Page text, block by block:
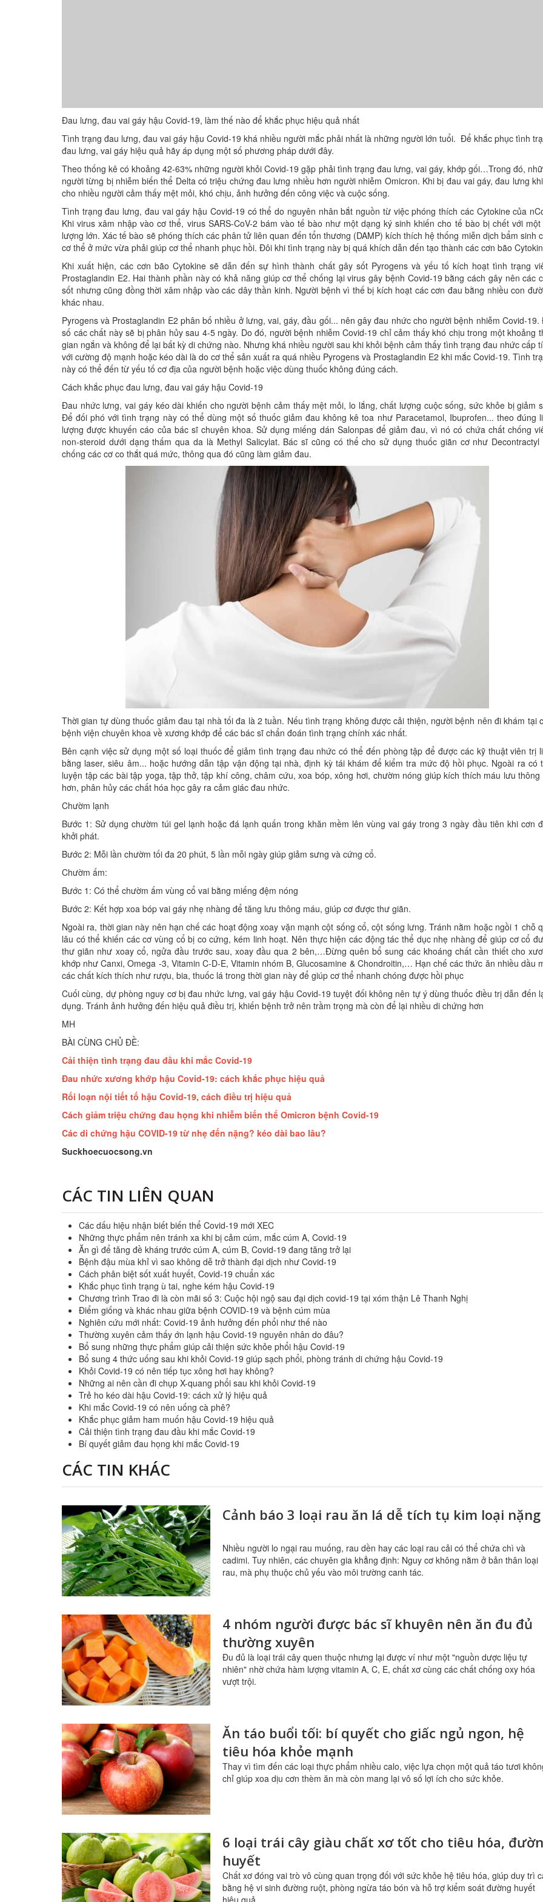
Đau lưng, đau vai gáy hậu Covid-19, làm thế nào để khắc phục hiệu quả nhất
Tình trạng đau lưng, đau vai gáy hậu Covid-19 khá nhiều người mắc phải nhất là những người lớn tuổi. Để khắc phục tình
đau lưng, vai gáy hiệu quả hãy áp dụng một số phương pháp dưới đây.
Theo thống kê có khoảng 42-63% những người khỏi Covid-19 gặp phải tình trạng đau lưng, vai gáy, khớp gối…Trong đó,
người từng bị nhiễm biến thể Delta có triệu chứng đau lưng nhiều hơn người nhiễm Omicron. Khi bị đau vai gáy, đau lưng
cho nhiều người cảm thấy mệt mỏi, khó chịu, ảnh hưởng đến công việc và cuộc sống.
Tình trạng đau lưng, đau vai gáy hậu Covid-19 có thể do nguyên nhân bắt nguồn từ việc phóng thích các Cytokine của
Khi virus xâm nhập vào cơ thể, virus SARS-CoV-2 bám vào tế bào như một dạng ký sinh khiến cho tế bào bị chết với một
lượng lớn. Xác tế bào sẽ phóng thích các phân tử liên quan đến tổn thương (DAMP) kích thích hệ thống miễn dịch bẩm sinh
cơ thể ở mức vừa phải giúp cơ thể nhanh phục hồi. Đôi khi tình trạng này bị quá khích dẫn đến tạo thành các cơn bão
Khi xuất hiện, các cơn bão Cytokine sẽ dẫn đến sự hình thành chất gây sốt Pyrogens và yếu tố kích hoạt tình trạng
Prostaglandin E2. Hai thành phần này có khả năng giúp cơ thể chống lại virus gây bệnh Covid-19 bằng cách gây nên các
sốt nhưng cũng đồng thời xâm nhập vào các dây thần kinh. Người bệnh vì thế bị kích hoạt các cơn đau bằng nhiều con
khác nhau.
Pyrogens và Prostaglandin E2 phân bố nhiều ở lưng, vai, gáy, đầu gối... nên gây đau nhức cho người bệnh nhiễm Covid-19.
số các chất này sẽ bị phân hủy sau 4-5 ngày. Do đó, người bệnh nhiễm Covid-19 chỉ cảm thấy khó chịu trong một khoảng
gian ngắn và không để lại bất kỳ di chứng nào. Nhưng khá nhiều người sau khi khỏi bệnh cảm thấy tình trạng đau nhức cấp
với cường độ mạnh hoặc kéo dài là do cơ thể sản xuất ra quá nhiều Pyrogens và Prostaglandin E2 khi mắc Covid-19. Tình
này có thể đến từ yếu tố cơ địa của người bệnh hoặc việc dùng thuốc không đúng cách.
Cách khắc phục đau lưng, đau vai gáy hậu Covid-19
Đau nhức lưng, vai gáy kéo dài khiến cho người bệnh cảm thấy mệt mỏi, lo lắng, chất lượng cuộc sống, sức khỏe bị giảm
Để đối phó với tình trạng này có thể dùng một số thuốc giảm đau không kê toa như Paracetamol, Ibuprofen... theo đúng
lượng được khuyến cáo của bác sĩ chuyên khoa. Sử dụng miếng dán Salonpas để giảm đau, vì nó có chứa chất chống
non-steroid dưới dạng thấm qua da là Methyl Salicylat. Bác sĩ cũng có thể cho sử dụng thuốc giãn cơ như Decontractyl
chống các cơ co thắt quá mức, thông qua đó cũng làm giảm đau.
Thời gian tự dùng thuốc giảm đau tại nhà tối đa là 2 tuần. Nếu tình trạng không được cải thiện, người bệnh nên đi khám tại
bệnh viện chuyên khoa về xương khớp để các bác sĩ chẩn đoán tình trạng chính xác nhất.
Bên cạnh việc sử dụng một số loại thuốc để giảm tình trạng đau nhức có thể đến phòng tập để được các kỹ thuật viên trị
bằng laser, siêu âm... hoặc hướng dẫn tập vận động tại nhà, định kỳ tái khám để kiểm tra mức độ hồi phục. Ngoài ra có
luyện tập các bài tập yoga, tập thở, tập khí công, châm cứu, xoa bóp, xông hơi, chườm nóng giúp kích thích máu lưu thông
hơn, phân hủy các chất hóa học gây ra cảm giác đau nhức.
Chườm lạnh
Bước 1: Sử dụng chườm túi gel lạnh hoặc đá lạnh quấn trong khăn mềm lên vùng vai gáy trong 3 ngày đầu tiên khi cơn
khởi phát.
Bước 2: Mỗi lần chườm tối đa 20 phút, 5 lần mỗi ngày giúp giảm sưng và cứng cổ.
Chườm ấm:
Bước 1: Có thể chườm ấm vùng cổ vai bằng miếng đệm nóng
Bước 2: Kết hợp xoa bóp vai gáy nhẹ nhàng để tăng lưu thông máu, giúp cơ được thư giãn.
Ngoài ra, thời gian này nên hạn chế các hoạt động xoay vặn mạnh cột sống cổ, cột sống lưng. Tránh nằm hoặc ngồi 1 chỗ
lâu có thể khiến các cơ vùng cổ bị co cứng, kém linh hoạt. Nên thực hiện các động tác thể dục nhẹ nhàng để giúp cơ cổ
thư giãn như xoay cổ, ngửa đầu trước sau, xoay đầu qua 2 bên,…Đừng quên bổ sung các khoáng chất cần thiết cho
khớp như Canxi, Omega -3, Vitamin C-D-E, Vitamin nhóm B, Glucosamine & Chondroitin,… Hạn chế các thức ăn nhiều dầu
các chất kích thích như rượu, bia, thuốc lá trong thời gian này để giúp cơ thể nhanh chóng được hồi phục
Cuối cùng, dự phòng nguy cơ bị đau nhức lưng, vai gáy hậu Covid-19 tuyệt đối không nên tự ý dùng thuốc điều trị dẫn đến
dụng. Tránh ảnh hưởng đến hiệu quả điều trị, khiến bệnh trở nên trầm trọng mà còn để lại nhiều di chứng hơn
MH
BÀI CÙNG CHỦ ĐỀ:
Cải thiện tình trạng đau đầu khi mắc Covid-19
Đau nhức xương khớp hậu Covid-19: cách khắc phục hiệu quả
Rối loạn nội tiết tố hậu Covid-19, cách điều trị hiệu quả
Cách giảm triệu chứng đau họng khi nhiễm biến thể Omicron bệnh Covid-19
Các di chứng hậu COVID-19 từ nhẹ đến nặng? kéo dài bao lâu?
Suckhoecuocsong.vn
CÁC TIN LIÊN QUAN
Các dấu hiệu nhận biết biến thể Covid-19 mới XEC
Những thực phẩm nên tránh xa khi bị cảm cúm, mắc cúm A, Covid-19
Ăn gì để tăng đề kháng trước cúm A, cúm B, Covid-19 đang tăng trở lại
Bệnh đậu mùa khỉ vì sao không dễ trở thành đại dịch như Covid-19
Cách phân biệt sốt xuất huyết, Covid-19 chuẩn xác
Khắc phục tình trạng ù tai, nghe kém hậu Covid-19
Chương trình Trao đi là còn mãi số 3: Cuộc hội ngộ sau đại dịch covid-19 tại xóm thận Lê Thanh Nghị
Điểm giống và khác nhau giữa bệnh COVID-19 và bệnh cúm mùa
Nghiên cứu mới nhất: Covid-19 ảnh hưởng đến phổi như thế nào
Thường xuyên cảm thấy ớn lạnh hậu Covid-19 nguyên nhân do đâu?
Bổ sung những thực phẩm giúp cải thiện sức khỏe phổi hậu Covid-19
Bổ sung 4 thức uống sau khi khỏi Covid-19 giúp sạch phổi, phòng tránh di chứng hậu Covid-19
Khỏi Covid-19 có nên tiếp tục xông hơi hay không?
Những ai nên cần đi chụp X-quang phổi sau khi khỏi Covid-19
Trẻ ho kéo dài hậu Covid-19: cách xử lý hiệu quả
Khi mắc Covid-19 có nên uống cà phê?
Khắc phục giảm ham muốn hậu Covid-19 hiệu quả
Cải thiện tình trạng đau đầu khi mắc Covid-19
Bí quyết giảm đau họng khi mắc Covid-19
CÁC TIN KHÁC
Cảnh báo 3 loại rau ăn lá dễ tích tụ kim loại nặng
Nhiều người lo ngại rau muống, rau dền hay các loại rau cải có thể chứa chì và
cadimi. Tuy nhiên, các chuyên gia khẳng định: Nguy cơ không nằm ở bản thân loại
rau, mà phụ thuộc chủ yếu vào môi trường canh tác.
4 nhóm người được bác sĩ khuyên nên ăn đu đủ
thường xuyên
Đu đủ là loại trái cây quen thuộc nhưng lại được ví như một "nguồn dược liệu tự
nhiên" nhờ chứa hàm lượng vitamin A, C, E, chất xơ cùng các chất chống oxy hóa
vượt trội.
Ăn táo buổi tối: bí quyết cho giấc ngủ ngon, hệ
tiêu hóa khỏe mạnh
Thay vì tìm đến các loại thực phẩm nhiều calo, việc lựa chọn một quả táo tươi
chỉ giúp xoa dịu cơn thèm ăn mà còn mang lại vô số lợi ích cho sức khỏe.
6 loại trái cây giàu chất xơ tốt cho tiêu hóa,
huyết
Chất xơ đóng vai trò vô cùng quan trọng đối với sức khỏe hệ tiêu hóa, giúp duy trì
bằng hệ vi sinh đường ruột, phòng ngừa táo bón và hỗ trợ kiểm soát đường huyết
hiệu quả.